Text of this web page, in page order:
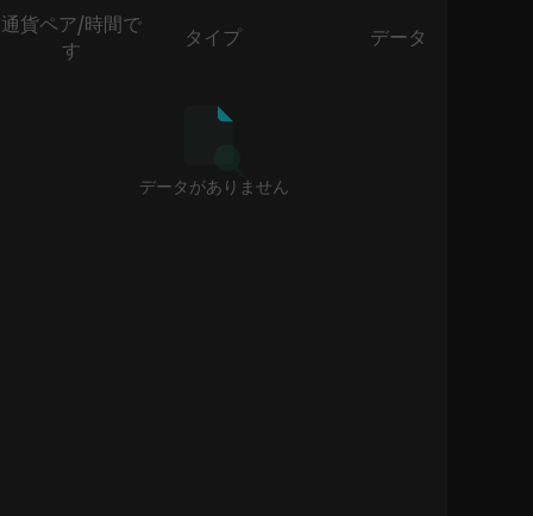
通貨ペア/時間で
す
タイプ データ
データがありません